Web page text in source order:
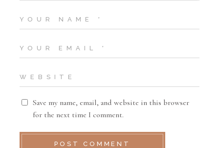
Save my name, email, and website in this browser
for the next time I comment.
POST COMMENT